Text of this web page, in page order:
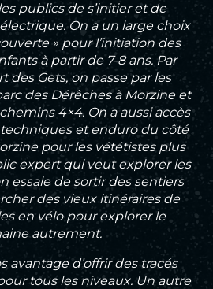
publics de s’initier et de
On a un large choix
» pour l’initiation des
à partir de 7-8 ans. Par
des Gets, on passe par les
des Dérêches à Morzine et
4×4. On a aussi accès
et enduro du côté
pour les vététistes plus
expert qui veut explorer les
essaie de sortir des sentiers
des vieux itinéraires de
en vélo pour explorer le
autrement.
avantage d’offrir des tracés
tous les niveaux. Un autre